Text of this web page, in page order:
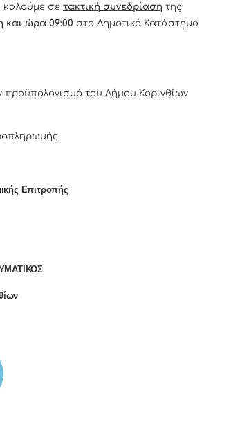
σε τακτική συνεδρίαση της
και ώρα 09:00 στο Δημοτικό Κατάστημα
του Δήμου Κορινθίων
Επιτροπής